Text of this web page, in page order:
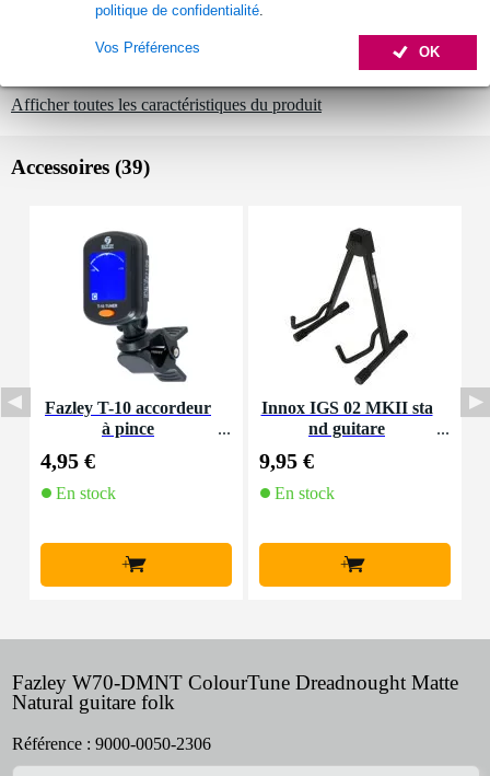
politique de confidentialité.
OK
Vos Préférences
fixation : collé
composition : okoumé
Afficher toutes les caractéristiques du produit
Accessoires (39)
Fazley T-10 accordeur
à pince
4,95 €
En stock
+
Innox IGS 02 MKII sta
nd guitare
9,95 €
En stock
+
Fazley W70-DMNT ColourTune Dreadnought Matte
Natural guitare folk
Référence : 9000-0050-2306